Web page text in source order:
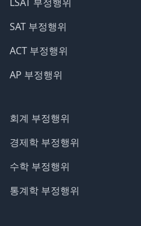
SAT 부정행위
ACT 부정행위
AP 부정행위
회계 부정행위
경제학 부정행위
수학 부정행위
통계학 부정행위